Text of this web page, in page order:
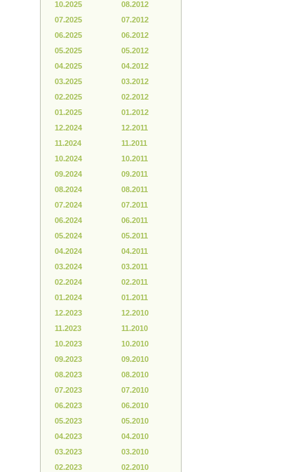
10.2025
07.2025
06.2025
05.2025
04.2025
03.2025
02.2025
01.2025
12.2024
11.2024
10.2024
09.2024
08.2024
07.2024
06.2024
05.2024
04.2024
03.2024
02.2024
01.2024
12.2023
11.2023
10.2023
09.2023
08.2023
07.2023
06.2023
05.2023
04.2023
03.2023
02.2023
08.2012
07.2012
06.2012
05.2012
04.2012
03.2012
02.2012
01.2012
12.2011
11.2011
10.2011
09.2011
08.2011
07.2011
06.2011
05.2011
04.2011
03.2011
02.2011
01.2011
12.2010
11.2010
10.2010
09.2010
08.2010
07.2010
06.2010
05.2010
04.2010
03.2010
02.2010